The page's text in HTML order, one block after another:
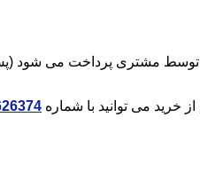
توسط مشتری پرداخت می شود
خرید می توانید با شماره